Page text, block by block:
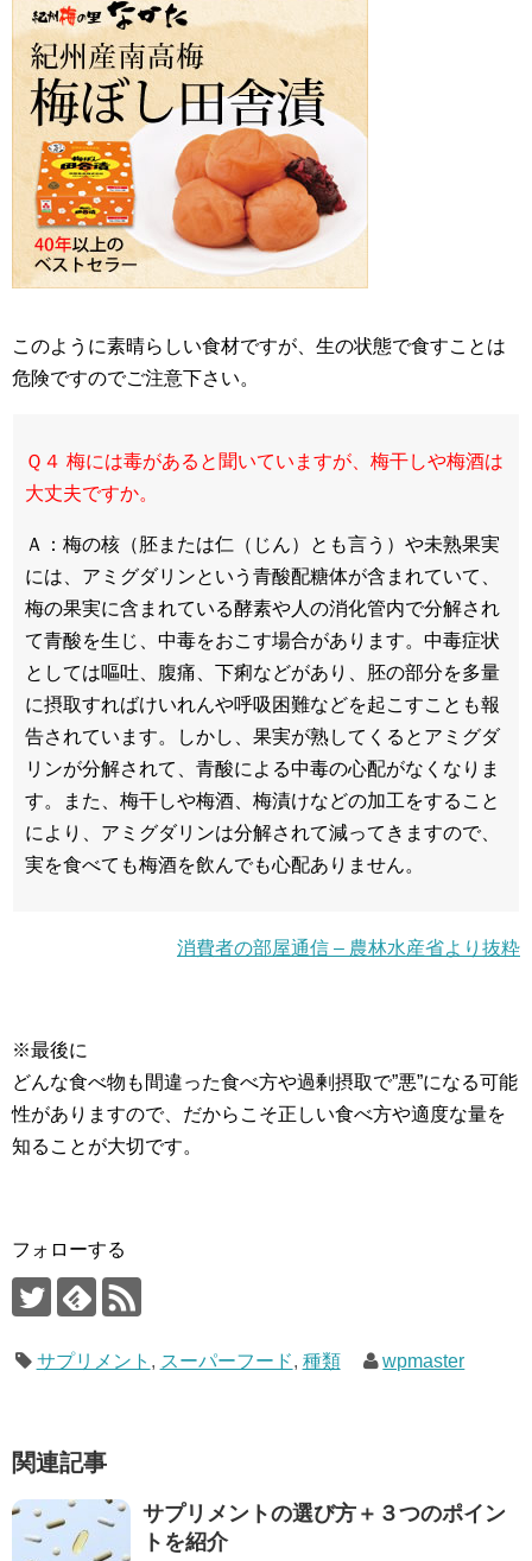
このように素晴らしい食材ですが、生の状態で食すことは
危険ですのでご注意下さい。
Ｑ４ 梅には毒があると聞いていますが、梅干しや梅酒は
大丈夫ですか。
Ａ：梅の核（胚または仁（じん）とも言う）や未熟果実
には、アミグダリンという青酸配糖体が含まれていて、
梅の果実に含まれている酵素や人の消化管内で分解され
て青酸を生じ、中毒をおこす場合があります。中毒症状
としては嘔吐、腹痛、下痢などがあり、胚の部分を多量
に摂取すればけいれんや呼吸困難などを起こすことも報
告されています。しかし、果実が熟してくるとアミグダ
リンが分解されて、青酸による中毒の心配がなくなりま
す。また、梅干しや梅酒、梅漬けなどの加工をすること
により、アミグダリンは分解されて減ってきますので、
実を食べても梅酒を飲んでも心配ありません。
消費者の部屋通信 – 農林水産省より抜粋
※最後に
どんな食べ物も間違った食べ方や過剰摂取で”悪”になる可能
性がありますので、だからこそ正しい食べ方や適度な量を
知ることが大切です。
フォローする
サプリメント , スーパーフード, 種類 wpmaster
関連記事
サプリメントの選び方＋３つのポイン
トを紹介